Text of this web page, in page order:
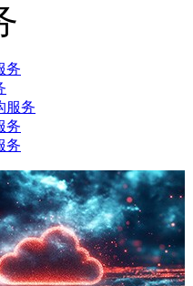
务
服务
务
务